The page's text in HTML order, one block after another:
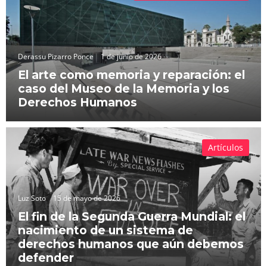
Derassu Pizarro Ponce 1 de junio de 2026
El arte como memoria y reparación: el
caso del Museo de la Memoria y los
Derechos Humanos
Luz Soto 15 de mayo de 2026
El fin de la Segunda Guerra Mundial: el
nacimiento de un sistema de
derechos humanos que aún debemos
defender
Artículos